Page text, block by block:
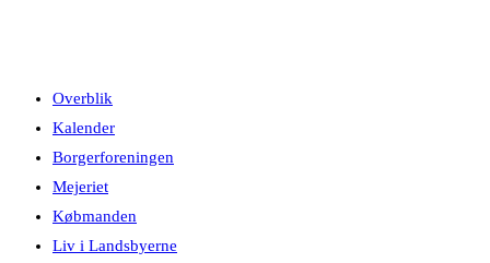
Overblik
Kalender
Borgerforeningen
Mejeriet
Købmanden
Liv i Landsbyerne